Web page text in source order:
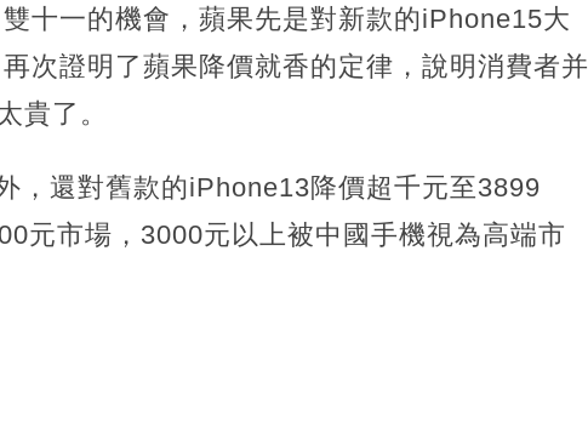
十一的機會，蘋果先是對新款的iPhone15大
次證明了蘋果降價就香的定律，說明消費者并
貴了。
，還對舊款的iPhone13降價超千元至3899
元市場，3000元以上被中國手機視為高端市